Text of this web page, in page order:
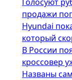
продажи
Hyundai
который
В России
кроссовер
Названы